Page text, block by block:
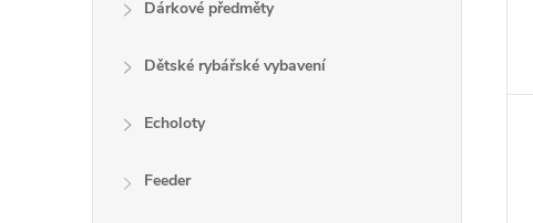
Dárkové předměty
Dětské rybářské vybavení
Echoloty
Feeder